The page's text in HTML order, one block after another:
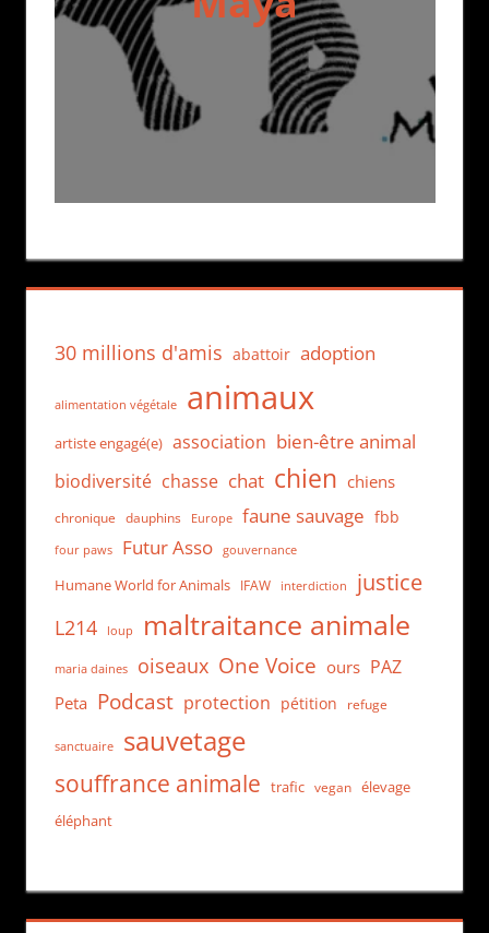
30 millions d'amis abattoir adoption
alimentation végétale animaux
artiste engagé(e) association bien-être animal
biodiversité chasse chat chien chiens
chronique dauphins Europe faune sauvage fbb
four paws Futur Asso gouvernance
Humane World for Animals IFAW interdiction justice
L214 loup maltraitance animale
maria daines oiseaux One Voice ours PAZ
Peta Podcast protection pétition refuge
sanctuaire sauvetage
souffrance animale trafic vegan
élevage
éléphant